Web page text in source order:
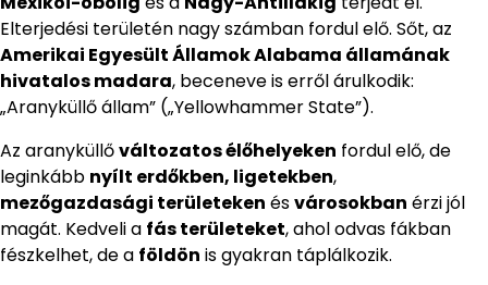
Elterjedési területén nagy számban fordul elő. Sőt, az
Amerikai Egyesült Államok Alabama államának
hivatalos madara, beceneve is erről árulkodik:
„Aranyküllő állam” („Yellowhammer State”).
Az aranyküllőváltozatos élőhelyeken fordul elő, de
leginkább nyílt erdőkben, ligetekben,
mezőgazdasági területeken ésvárosokban érzi jól
magát. Kedveli a fás területeket, ahol odvas fákban
fészkelhet, de a földön is gyakran táplálkozik.